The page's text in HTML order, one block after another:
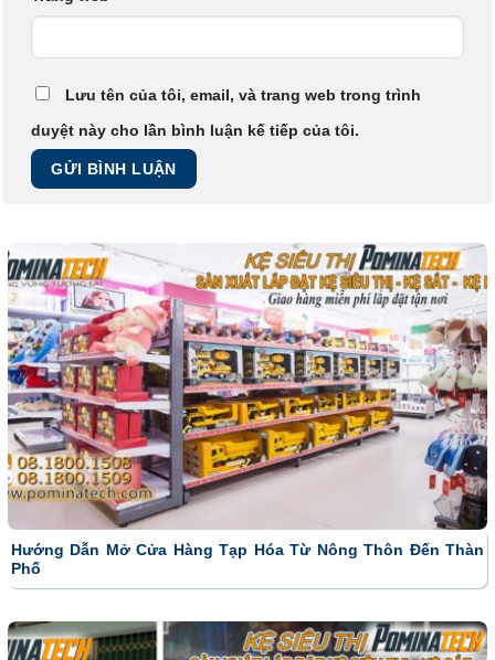
Lưu tên của tôi, email, và trang web trong trình
duyệt này cho lần bình luận kế tiếp của tôi.
Hướng Dẫn Mở Cửa Hàng Tạp Hóa Từ Nông Thôn Đến Thàn
Phố